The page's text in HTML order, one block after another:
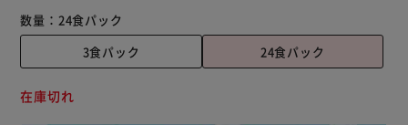
数量： 24食パック
3食パック
24食パック
在庫切れ